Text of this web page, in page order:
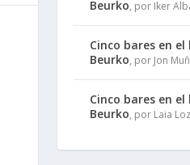
Beurko, por Iker
Cinco bares en
Beurko, por Jon
Cinco bares en
Beurko, por Laia